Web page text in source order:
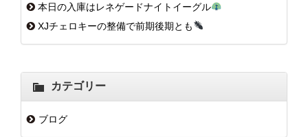
本日の入庫はレネゲードナイトイーグル
XJチェロキーの整備で前期後期とも
カテゴリー
ブログ